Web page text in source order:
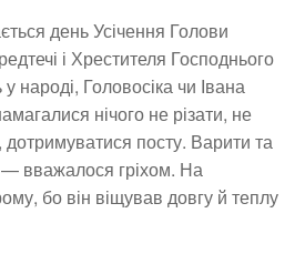
день Усічення Голови
і Хрестителя Господнього
народі, Головосіка чи Івана
нічого не різати, не
дотримуватися посту. Варити та
вважалося гріхом. На
бо він віщував довгу й теплу